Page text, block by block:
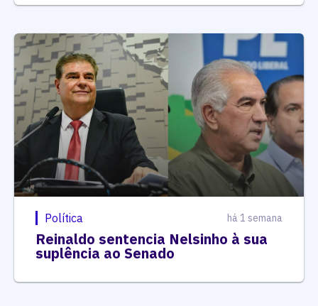
Política há 1 semana
Reinaldo sentencia Nelsinho à sua
suplência ao Senado